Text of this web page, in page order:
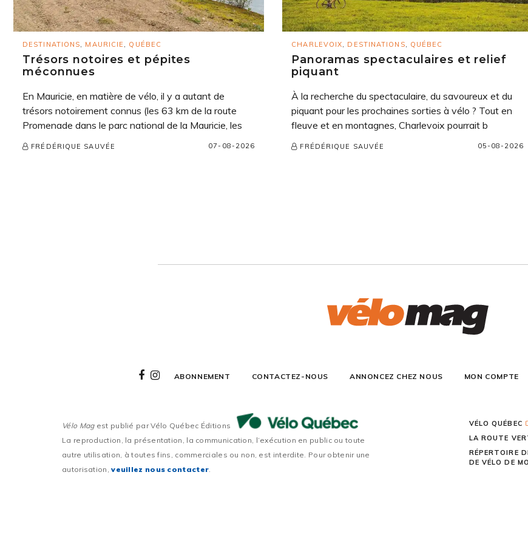
DESTINATIONS, MAURICIE , QUÉBEC
Trésors notoires et pépites
méconnues
En Mauricie, en matière de vélo, il y a autant de
trésors notoirement connus (les 63 km de la route
Promenade dans le parc national de la Mauricie, les
FRÉDÉRIQUE SAUVÉE 07-08-2026
CHARLEVOIX, DESTINATIONS, QUÉBEC
Panoramas spectaculaires et relief
piquant
À la recherche du spectaculaire, du savoureux et du
piquant pour les prochaines sorties à vélo ? Tout en
fleuve et en montagnes, Charlevoix pourrait b
FRÉDÉRIQUE SAUVÉE 05-08-2026
ABONNEMENT CONTACTEZ-NOUS ANNONCEZ CHEZ NOUS MON COMPTE
Vélo Magest publié par Vélo Québec Éditions
La reproduction, la présentation, la communication, l’exécution en public ou toute
autre utilisation, à toutes fins, commerciales ou non, est interdite. Pour obtenir une
autorisation,veuillez nous contacter.
VÉLO QUÉBEC
LA ROUTE
RÉPERTOIRE
DE VÉLO DE